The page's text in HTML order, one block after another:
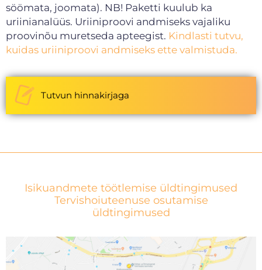
söömata, joomata). NB! Paketti kuulub ka
uriinianalüüs. Uriiniproovi andmiseks vajaliku
proovinõu muretseda apteegist. Kindlasti tutvu,
kuidas uriiniproovi andmiseks ette valmistuda.
Tutvun hinnakirjaga
Isikuandmete töötlemise üldtingimused
Tervishoiuteenuse osutamise
üldtingimused